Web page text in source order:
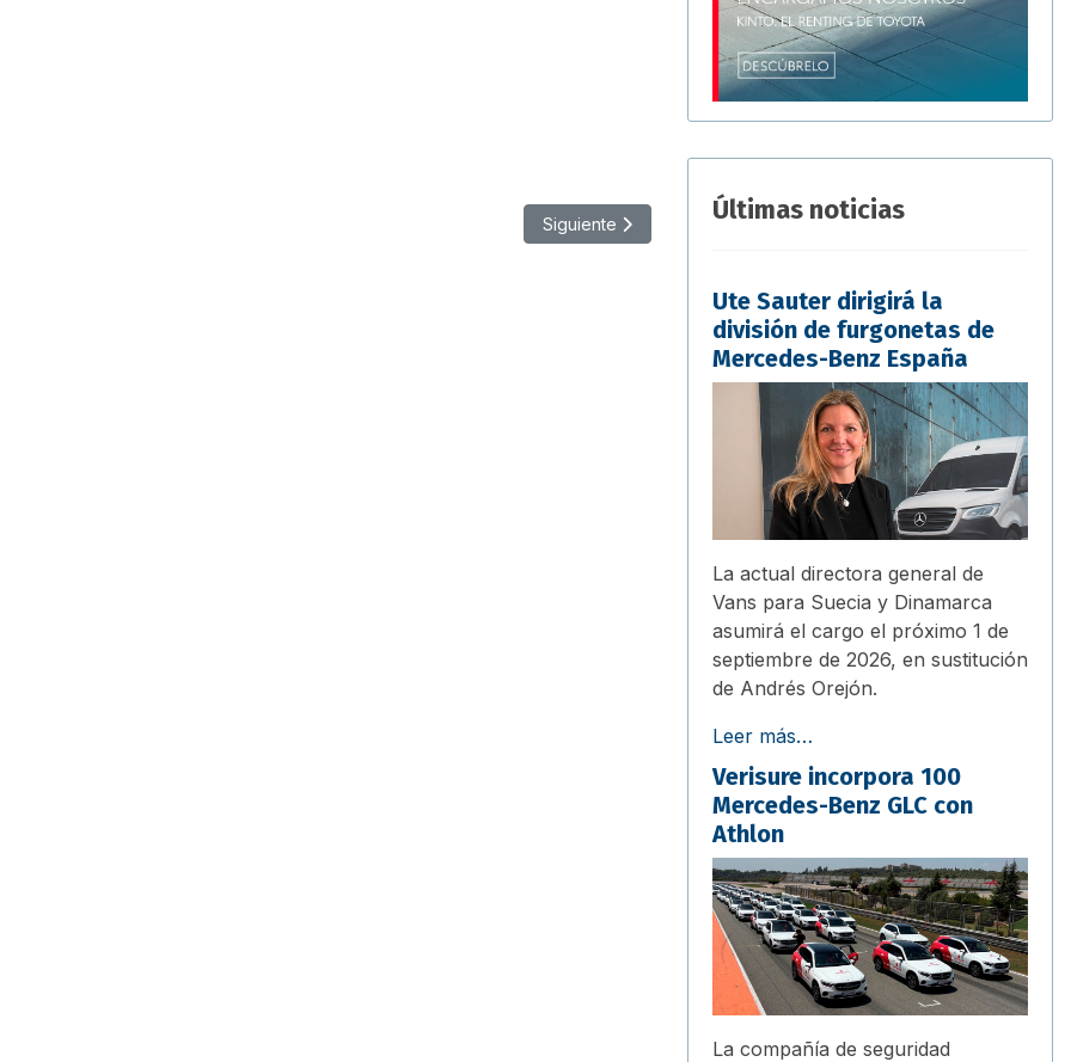
España Artículo siguiente: Alphabet despliega sus servicios en China
Siguiente Últimas noticias
Ute Sauter dirigirá la
división de furgonetas de
Mercedes-Benz España
La actual directora general de
Vans para Suecia y Dinamarca
asumirá el cargo el próximo 1 de
septiembre de 2026, en sustitución
de Andrés Orejón.
Leer más…
Verisure incorpora 100
Mercedes-Benz GLC con
Athlon
La compañía de seguridad